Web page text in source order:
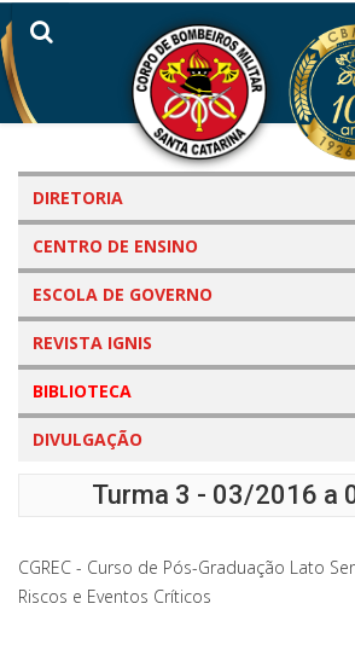
DIRETORIA
CENTRO DE ENSINO
ESCOLA DE GOVERNO
REVISTA IGNIS
BIBLIOTECA
DIVULGAÇÃO
Turma 3 - 03/2016 a
CGREC - Curso de Pós-Graduação Lato
Riscos e Eventos Críticos